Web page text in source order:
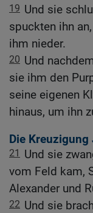
19 Und sie
spuckten ihn
ihm nieder.
20 Und
sie ihm den
seine eigenen
hinaus, um ihn
Die Kreuzigung
21 Und sie
vom Feld kam,
Alexander und
22 Und sie